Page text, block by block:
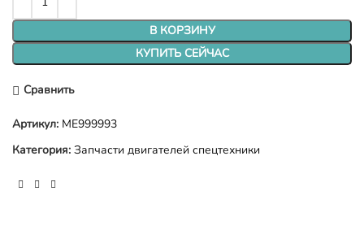
В КОРЗИНУ
КУПИТЬ СЕЙЧАС
Сравнить
Артикул: ME999993
Категория: Запчасти двигателей спецтехники